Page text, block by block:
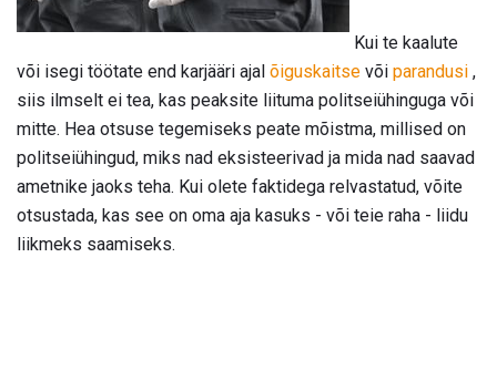
Kui te kaalute
või isegi töötate end karjääri ajal õiguskaitse või parandusi ,
siis ilmselt ei tea, kas peaksite liituma politseiühinguga või
mitte. Hea otsuse tegemiseks peate mõistma, millised on
politseiühingud, miks nad eksisteerivad ja mida nad saavad
ametnike jaoks teha. Kui olete faktidega relvastatud, võite
otsustada, kas see on oma aja kasuks - või teie raha - liidu
liikmeks saamiseks.